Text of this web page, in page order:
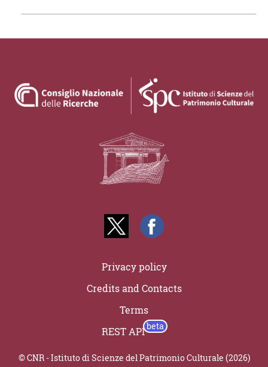
Privacy policy
Credits and Contacts
Terms
REST API
© CNR - Istituto di Scienze del Patrimonio Culturale (2026)